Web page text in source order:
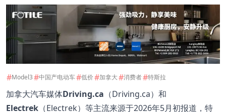
#Model3#中国产电动车#低价#加拿大#消费者#特斯拉
加拿大汽车媒体Driving.ca （Driving.ca）和
Electrek （Electrek）等主流来源于2026年5月初报道，特